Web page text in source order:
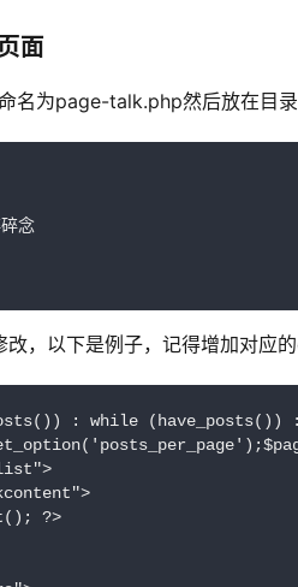
面
名为page-talk.php然后放在目
念
改，以下是例子，记得增加对应
: while (have_posts())
?>